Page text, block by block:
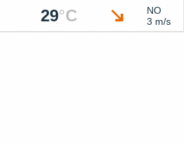
29°C
NO
3 m/s